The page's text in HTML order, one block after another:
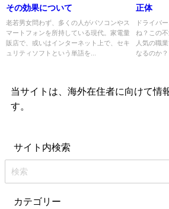
その効果について
老若男女問わず、多くの人がパソコンやス
マートフォンを所持している現代。家電量
販店で、或いはインターネット上で、セキ
ュリティソフトという単語を...
正体
ドライバ
ね？この
人気の職
なるのか？
当サイトは、海外在住者に向けて情
す。
サイト内検索
カテゴリー